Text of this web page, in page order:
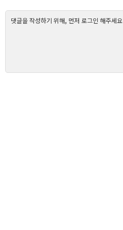
댓글을 작성하기 위해, 먼저 로그인 해주세요